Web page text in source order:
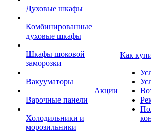
Духовые шкафы
Комбинированные
духовые шкафы
Шкафы шоковой
заморозки
Вакууматоры
Варочные панели
Холодильники и
морозильники
Акции
Как